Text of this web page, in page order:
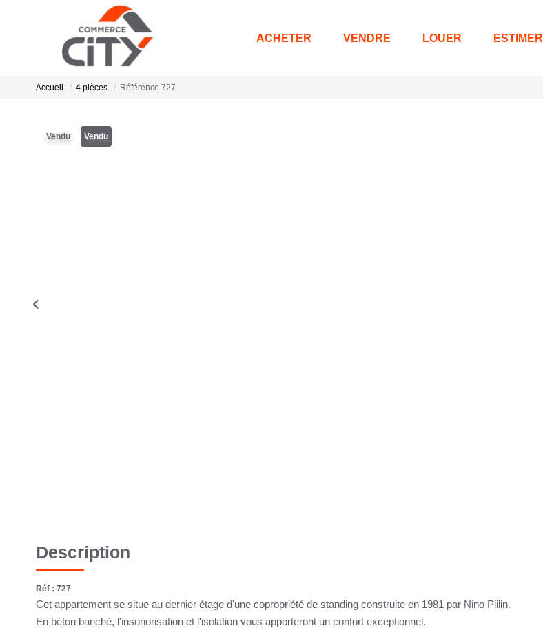
ACHETER VENDRE LOUER ESTIMER
Accueil 4 pièces Référence 727
Vendu Vendu
Description
Réf : 727
Cet appartement se situe au dernier étage d'une copropriété de standing construite en 1981 par Nino Piilin.
En béton banché, l'insonorisation et l'isolation vous apporteront un confort exceptionnel.